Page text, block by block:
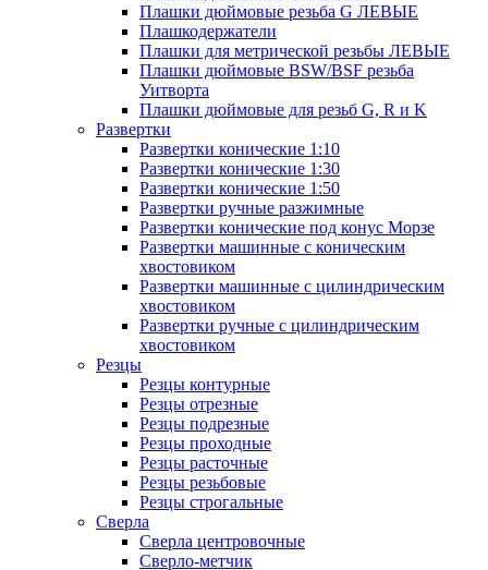
Плашки дюймовые резьба G ЛЕВЫЕ
Плашкодержатели
Плашки для метрической резьбы ЛЕВЫЕ
Плашки дюймовые BSW/BSF резьба
Уитворта
Плашки дюймовые для резьб G, R и K
Развертки
Развертки конические 1:10
Развертки конические 1:30
Развертки конические 1:50
Развертки ручные разжимные
Развертки конические под конус Морзе
Развертки машинные с коническим
хвостовиком
Развертки машинные с цилиндрическим
хвостовиком
Развертки ручные с цилиндрическим
хвостовиком
Резцы
Резцы контурные
Резцы отрезные
Резцы подрезные
Резцы проходные
Резцы расточные
Резцы резьбовые
Резцы строгальные
Сверла
Сверла центровочные
Сверло-метчик